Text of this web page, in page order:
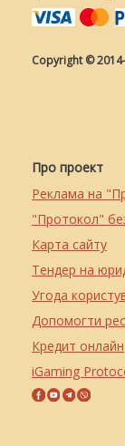
Copyright ©
Про проект
Реклама на
"Протокол"
Карта сайту
Тендер на
Угода
Допомогти
Кредит онлайн
iGaming